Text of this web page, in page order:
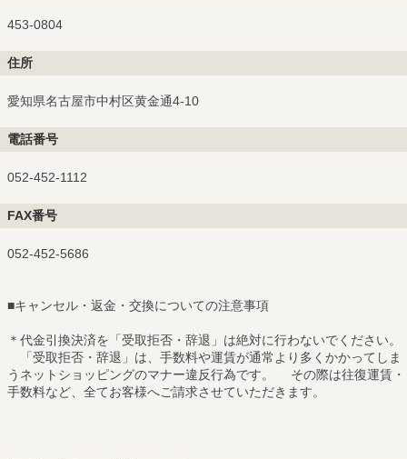
453-0804
住所
愛知県名古屋市中村区黄金通4-10
電話番号
052-452-1112
FAX番号
052-452-5686
■キャンセル・返金・交換についての注意事項
＊代金引換決済を「受取拒否・辞退」は絶対に行わないでください。
「受取拒否・辞退」は、手数料や運賃が通常より多くかかってしま
うネットショッピングのマナー違反行為です。 その際は往復運賃・
手数料など、全てお客様へご請求させていただきます。